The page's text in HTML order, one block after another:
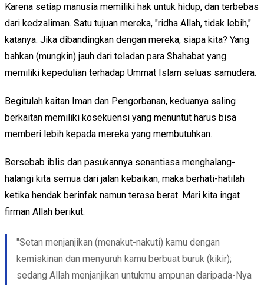
Karena setiap manusia memiliki hak untuk hidup, dan terbebas
dari kedzaliman. Satu tujuan mereka, "ridha Allah, tidak lebih,"
katanya. Jika dibandingkan dengan mereka, siapa kita? Yang
bahkan (mungkin) jauh dari teladan para Shahabat yang
memiliki kepedulian terhadap Ummat Islam seluas samudera.
Begitulah kaitan Iman dan Pengorbanan, keduanya saling
berkaitan memiliki kosekuensi yang menuntut harus bisa
memberi lebih kepada mereka yang membutuhkan.
Bersebab iblis dan pasukannya senantiasa menghalang-
halangi kita semua dari jalan kebaikan, maka berhati-hatilah
ketika hendak berinfak namun terasa berat. Mari kita ingat
firman Allah berikut.
"Setan menjanjikan (menakut-nakuti) kamu dengan
kemiskinan dan menyuruh kamu berbuat buruk (kikir);
sedang Allah menjanjikan untukmu ampunan daripada-Nya